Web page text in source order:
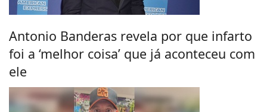
Antonio Banderas revela por que infarto
foi a ‘melhor coisa’ que já aconteceu com
ele